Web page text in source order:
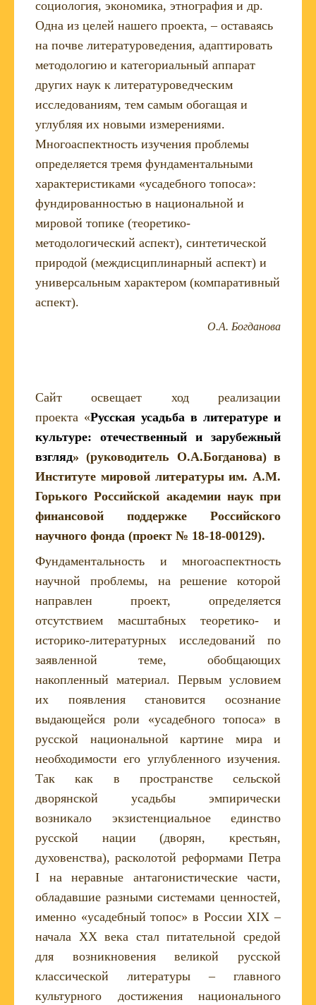
социология, экономика, этнография и др.
Одна из целей нашего проекта, – оставаясь
на почве литературоведения, адаптировать
методологию и категориальный аппарат
других наук к литературоведческим
исследованиям, тем самым обогащая и
углубляя их новыми измерениями.
Многоаспектность изучения проблемы
определяется тремя фундаментальными
характеристиками «усадебного топоса»:
фундированностью в национальной и
мировой топике (теоретико-
методологический аспект), синтетической
природой (междисциплинарный аспект) и
универсальным характером (компаративный
аспект).
О.А. Богданова
Сайт освещает ход реализации
проекта «Русская усадьба в литературе и
культуре: отечественный и зарубежный
взгляд» (руководитель О.А.Богданова) в
Институте мировой литературы им. А.М.
Горького Российской академии наук при
финансовой поддержке Российского
научного фонда (проект № 18-18-00129).
Фундаментальность и многоаспектность
научной проблемы, на решение которой
направлен проект, определяется
отсутствием масштабных теоретико- и
историко-литературных исследований по
заявленной теме, обобщающих
накопленный материал. Первым условием
их появления становится осознание
выдающейся роли «усадебного топоса» в
русской национальной картине мира и
необходимости его углубленного изучения.
Так как в пространстве сельской
дворянской усадьбы эмпирически
возникало экзистенциальное единство
русской нации (дворян, крестьян,
духовенства), расколотой реформами Петра
I на неравные антагонистические части,
обладавшие разными системами ценностей,
именно «усадебный топос» в России XIX –
начала XX века стал питательной средой
для возникновения великой русской
классической литературы – главного
культурного достижения национального